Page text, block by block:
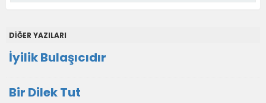
DİĞER YAZILARI
İyilik Bulaşıcıdır
Bir Dilek Tut